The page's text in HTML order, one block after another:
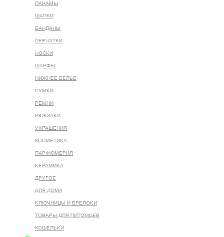
ПАНАМЫ
ШАПКИ
БАНДАНЫ
ПЕРЧАТКИ
НОСКИ
ШАРФЫ
НИЖНЕЕ БЕЛЬЕ
СУМКИ
РЕМНИ
РЮКЗАКИ
УКРАШЕНИЯ
КОСМЕТИКА
ПАРФЮМЕРИЯ
КЕРАМИКА
ДРУГОЕ
ДЛЯ ДОМА
КЛЮЧНИЦЫ И БРЕЛОКИ
ТОВАРЫ ДЛЯ ПИТОМЦЕВ
КОШЕЛЬКИ